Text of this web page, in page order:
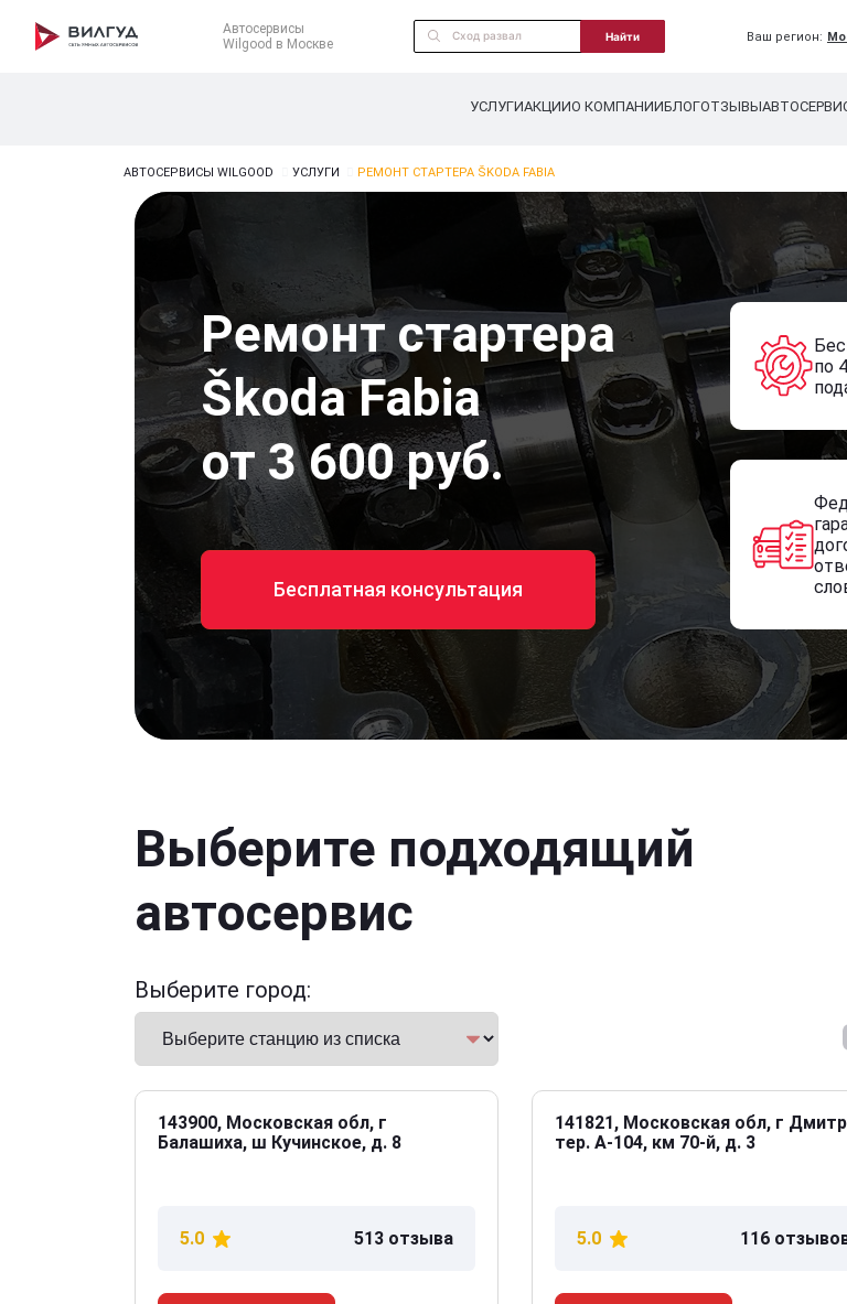
Автосервисы
Wilgood в Москве
Найти Ваш регион:
УСЛУГИАКЦИИО КОМПАНИИБЛОГОТЗЫВЫ
АВТОСЕРВИСЫ WILGOOD УСЛУГИ РЕМОНТ СТАРТЕРА ŠKODA FABIA
Ремонт стартера
Škoda Fabia
от 3 600 руб.
Бесплатная консультация
по
Выберите подходящий
автосервис
Выберите город:
143900, Московская обл, г
Балашиха, ш Кучинское, д. 8
5.0 513 отзыва
141821, Московская обл, г
тер. А-104, км 70-й, д. 3
5.0 116